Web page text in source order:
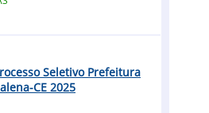
Seletivo Prefeitura
CE 2025